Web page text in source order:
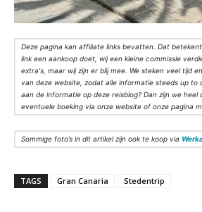
Deze pagina kan affiliate links bevatten. Dat
link een aankoop doet, wij een kleine commissie
extra's, maar wij zijn er blij mee. We steken veel tijd
van deze website, zodat alle informatie steeds up to
aan de informatie op deze reisblog? Dan zijn we heel
eventuele boeking via onze website of onze pagina
Sommige foto’s in dit artikel zijn ook te koop via
TAGS Gran Canaria Stedentrip